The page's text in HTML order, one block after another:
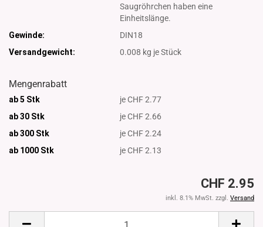
Saugröhrchen haben eine
Einheitslänge.
Gewinde:
DIN18
Versandgewicht:
0.008 kg je Stück
Mengenrabatt
ab 5 Stk
je CHF 2.77
ab 30 Stk
je CHF 2.66
ab 300 Stk
je CHF 2.24
ab 1000 Stk je CHF 2.13
CHF 2.95
inkl. 8.1% MwSt. zzgl. Versand